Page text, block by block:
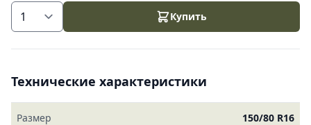
Купить
Технические характеристики
Размер 150/80 R16